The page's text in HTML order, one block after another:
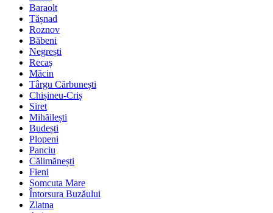
Baraolt
Tășnad
Roznov
Băbeni
Negrești
Recaș
Măcin
Târgu Cărbunești
Chișineu-Criș
Siret
Mihăilești
Budești
Plopeni
Panciu
Călimănești
Fieni
Șomcuta Mare
Întorsura Buzăului
Zlatna